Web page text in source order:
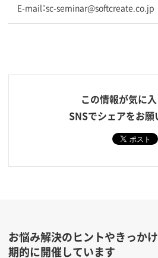
E-mail：sc-seminar@softcreate.co.jp
この情報が気に
SNSでシェアをお願
お悩み解決のヒントやきっか
期的に開催しています